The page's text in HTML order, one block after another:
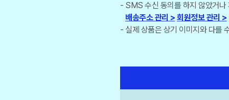
SMS 수신 동의를 하지 않았거나
배송주소 관리 > 회원정보 관리 >
실제 상품은 상기 이미지와 다를